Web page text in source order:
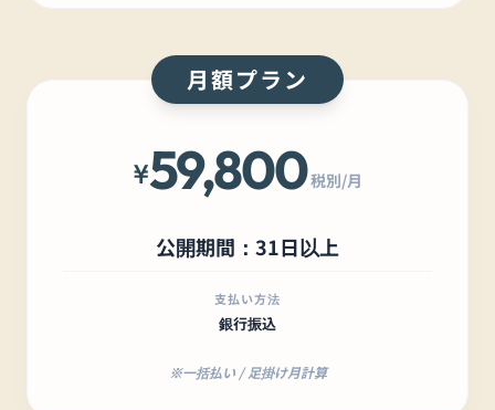
月額プラン
¥59,800 税別/月
公開期間：31日以上
支払い方法
銀行振込
※一括払い / 足掛け月計算